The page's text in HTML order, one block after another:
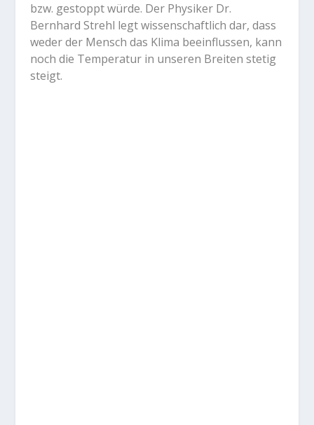
bzw. gestoppt würde. Der Physiker Dr.
Bernhard Strehl legt wissenschaftlich dar, dass
weder der Mensch das Klima beeinflussen, kann
noch die Temperatur in unseren Breiten stetig
steigt.